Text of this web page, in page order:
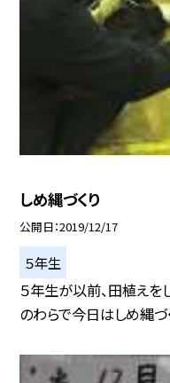
しめ縄づくり
公開日 2019/12/17
５年生
５年生が以前、田植えを
のわらで今日はしめ縄づ